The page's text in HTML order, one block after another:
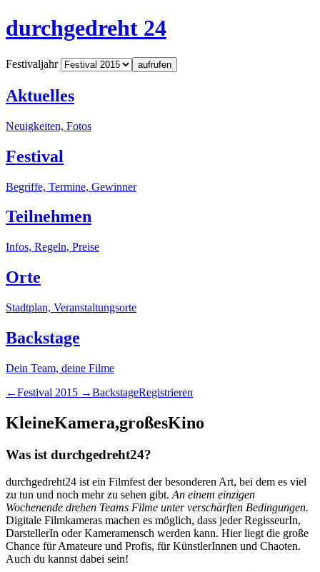
durchgedreht 24
Festivaljahr aufrufen
Aktuelles
Neuigkeiten, Fotos
Festival
Begriffe, Termine, Gewinner
Teilnehmen
Infos, Regeln, Preise
Orte
Stadtplan, Veranstaltungsorte
Backstage
Dein Team, deine Filme
←Festival 2015 →BackstageRegistrieren
KleineKamera,großesKino
Was ist durchgedreht24?
durchgedreht24 ist ein Filmfest der besonderen Art, bei dem es viel
zu tun und noch mehr zu sehen gibt.An einem einzigen
Wochenende drehen Teams Filme unter verschärften Bedingungen.
Digitale Filmkameras machen es möglich, dass jeder RegisseurIn,
DarstellerIn oder Kameramensch werden kann. Hier liegt die große
Chance für Amateure und Profis, für KünstlerInnen und Chaoten.
Auch du kannst dabei sein!